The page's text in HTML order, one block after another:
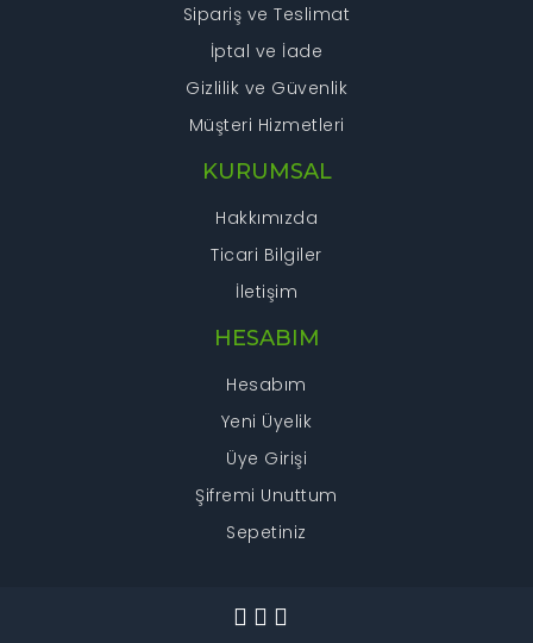
Sipariş ve Teslimat
İptal ve İade
Gizlilik ve Güvenlik
Müşteri Hizmetleri
KURUMSAL
Hakkımızda
Ticari Bilgiler
İletişim
HESABIM
Hesabım
Yeni Üyelik
Üye Girişi
Şifremi Unuttum
Sepetiniz